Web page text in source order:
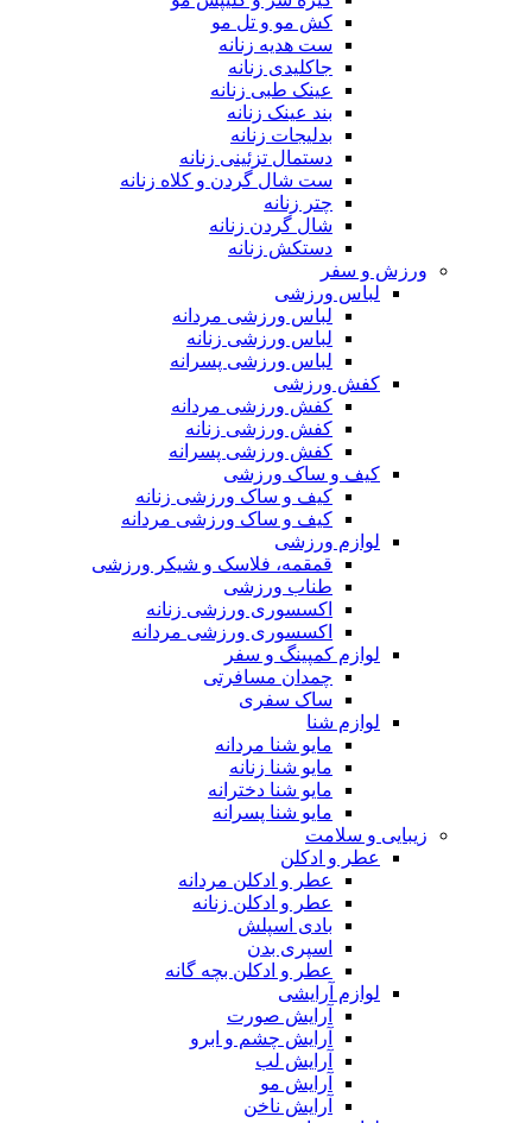
کش مو و تل مو
ست هدیه زنانه
جاکلیدی زنانه
عینک طبی زنانه
بند عینک زنانه
بدلیجات زنانه
دستمال تزئینی زنانه
ست شال گردن و کلاه زنانه
چتر زنانه
شال گردن زنانه
دستکش زنانه
ورزش و سفر
لباس ورزشی
لباس ورزشی مردانه
لباس ورزشی زنانه
لباس ورزشی پسرانه
کفش ورزشی
کفش ورزشی مردانه
کفش ورزشی زنانه
کفش ورزشی پسرانه
کیف و ساک ورزشی
کیف و ساک ورزشی زنانه
کیف و ساک ورزشی مردانه
لوازم ورزشی
قمقمه، فلاسک و شیکر ورزشی
طناب ورزشی
اکسسوری ورزشی زنانه
اکسسوری ورزشی مردانه
لوازم کمپینگ و سفر
چمدان مسافرتی
ساک سفری
لوازم شنا
مایو شنا مردانه
مایو شنا زنانه
مایو شنا دخترانه
مایو شنا پسرانه
زیبایی و سلامت
عطر و ادکلن
عطر و ادکلن مردانه
عطر و ادکلن زنانه
بادی اسپلش
اسپری بدن
عطر و ادکلن بچه گانه
لوازم آرایشی
آرایش صورت
آرایش چشم و ابرو
آرایش لب
آرایش مو
آرایش ناخن